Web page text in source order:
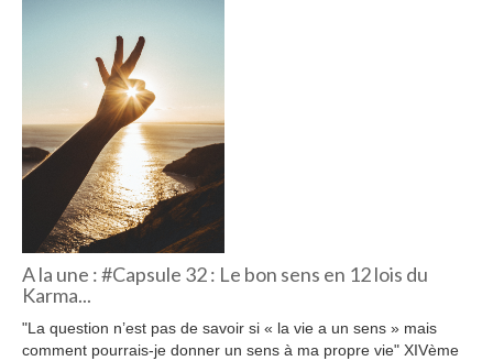
A la une : #Capsule 32 : Le bon sens en 12 lois du
Karma...
"La question n’est pas de savoir si « la vie a un sens » mais
comment pourrais-je donner un sens à ma propre vie" XIVème